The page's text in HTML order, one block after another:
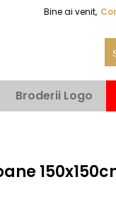
Bine ai venit,
Broderii Logo